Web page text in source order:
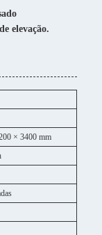
elevação.
× 3400 mm